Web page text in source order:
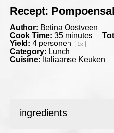
Recept:
Author: Betina Oostveen
Cook Time: 35 minutes
Yield: 4 personen 1x
Category: Lunch
Cuisine: Italiaanse Keuken
ingredients